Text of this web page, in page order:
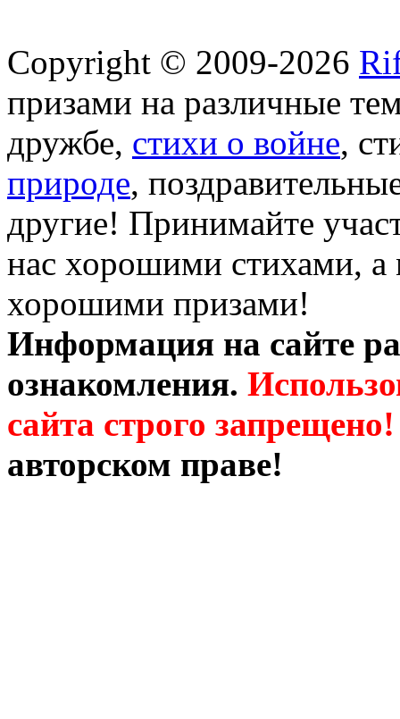
Copyright © 2009-2026
призами на различные
дружбе, стихи о войне,
природе,
другие! Принимайте
нас хорошими стихами, а
хорошими призами!
Информация на сайте
ознакомления.
сайта строго запрещено!
авторском праве!